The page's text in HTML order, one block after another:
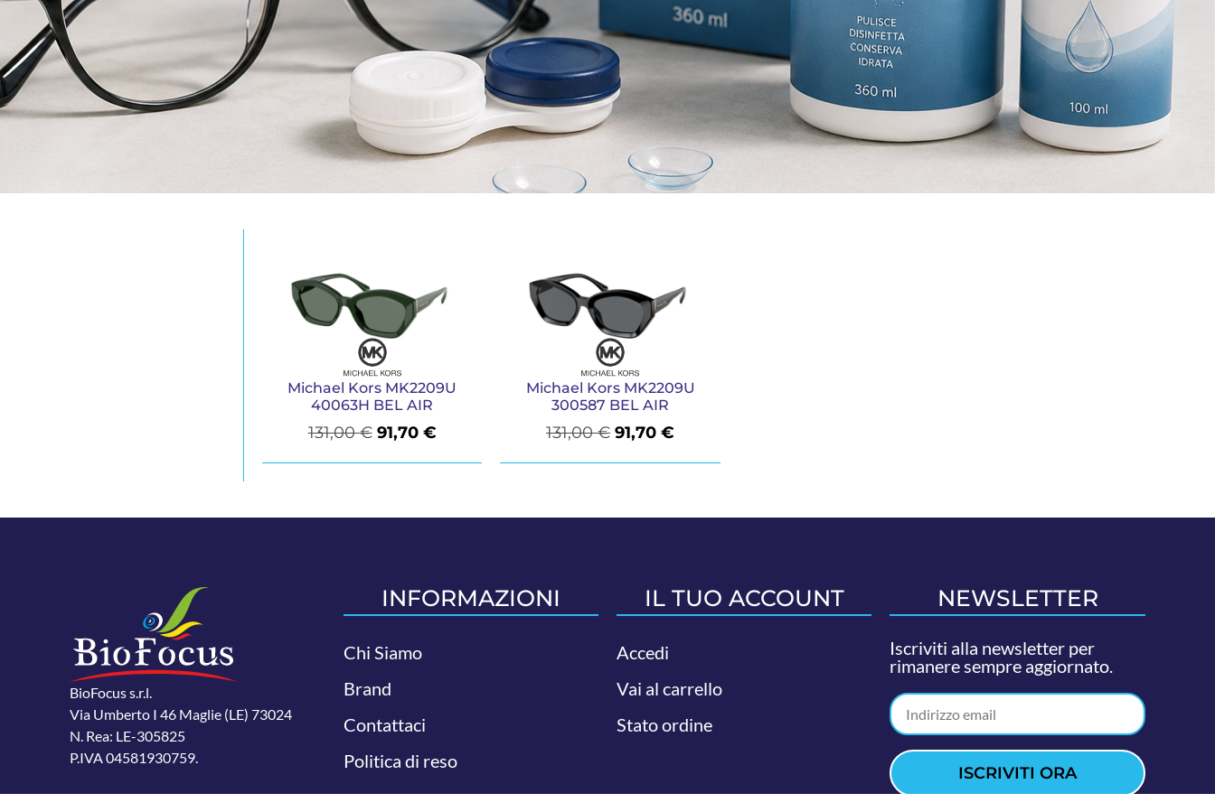
Michael Kors MK2209U
40063H BEL AIR
131,00€ 91,70 €
Michael Kors MK2209U
300587 BEL AIR
131,00€ 91,70€
BioFocus s.r.l.
Via Umberto I 46 Maglie (LE) 73024
N. Rea: LE-305825
P.IVA 04581930759.
INFORMAZIONI
Chi Siamo
Brand
Contattaci
Politica di reso
IL TUO ACCOUNT
Accedi
Vai al carrello
Stato ordine
NEWSLETTER
Iscriviti alla newsletter per
rimanere sempre aggiornato.
ISCRIVITI ORA